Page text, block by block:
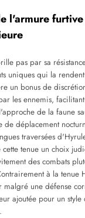
l'armure
pas par sa
uniques qui la
un bonus de
les ennemis,
de la faune
de déplacement
traversées
tenue un choix
des combats
à la tenue
malgré une défense
ajoutée pour un style